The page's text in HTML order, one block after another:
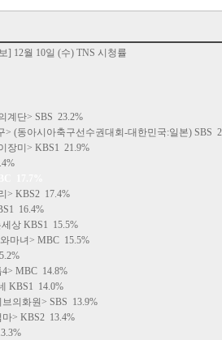
] 12월 10일 (수) TNS 시청률
계단> SBS 23.2%
> (동아시아축구선수권대회-대한민국:일본) SBS
장미> KBS1 21.9%
> KBS2 17.4%
16.4%
상 KBS1 15.5%
마녀> MBC 15.5%
MBC 14.8%
KBS1 14.0%
의화원> SBS 13.9%
> KBS2 13.4%